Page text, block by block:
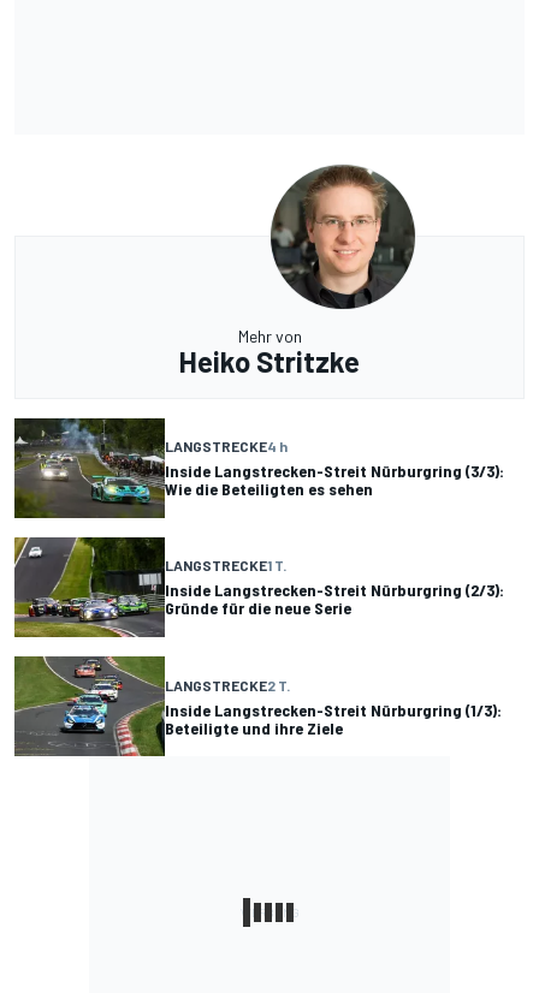
Mehr von
Heiko Stritzke
LANGSTRECKE4 h
Inside Langstrecken-Streit Nürburgring (3/3):
Wie die Beteiligten es sehen
LANGSTRECKE1 T.
Inside Langstrecken-Streit Nürburgring (2/3):
Gründe für die neue Serie
LANGSTRECKE2 T.
Inside Langstrecken-Streit Nürburgring (1/3):
Beteiligte und ihre Ziele